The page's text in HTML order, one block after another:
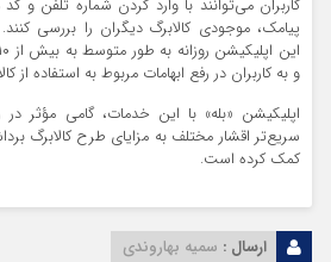
کاربران می‌توانند با وارد کردن شماره تلفن و
پیامک، موجودی کالابرگ دیگران را بررسی
و به کاربران در رفع ابهامات مربوط به استفاده از
اپلیکیشن «بله» با این خدمات، گامی مؤثر
سریع‌تر اقشار مختلف به مزایای طرح کالابرگ
کمک کرده است.
ارسال : سمیه بهاروندی